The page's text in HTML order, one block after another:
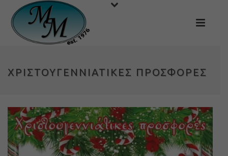
ΧΡΙΣΤΟΥΓΕΝΝΙΆΤΙΚΕΣ ΠΡΟΣΦΟΡΈΣ